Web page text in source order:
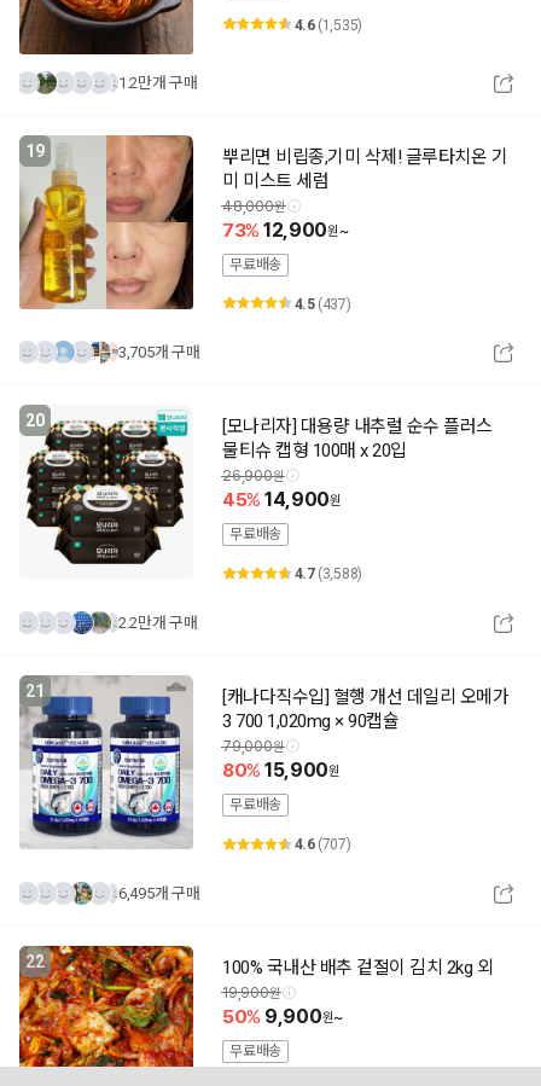
4.6 (1,535)
1.2만개 구매
19
뿌리면 비립종,기미 삭제! 글루타치온 기
미 미스트 세럼
48,000
73 12,900
~
무료배송
4.5 (437)
3,705개 구매
20
[모나리자] 대용량 내추럴 순수 플러스
물티슈 캡형 100매 x 20입
26,900
45 14,900
무료배송
4.7 (3,588)
2.2만개 구매
21
[캐나다직수입] 혈행 개선 데일리 오메가
3 700 1,020mg × 90캡슐
79,000
80 15,900
무료배송
4.6 (707)
6,495개 구매
22 100% 국내산 배추 겉절이 김치 2kg 외
19,900
50 9,900
~
무료배송